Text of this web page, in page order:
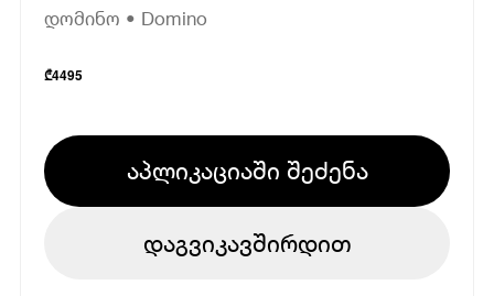
დომინო • Domino
₾4495
აპლიკაციაში შეძენა
დაგვიკავშირდით